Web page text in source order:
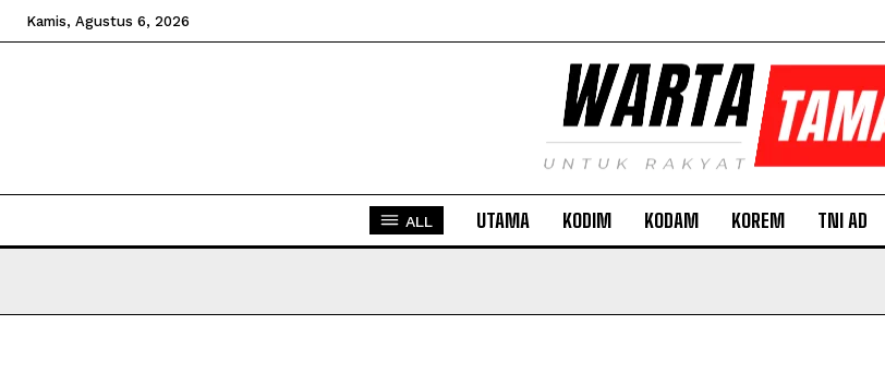
Kamis, Agustus 6, 2026
ALL UTAMA KODIM KODAM KOREM TNI AD